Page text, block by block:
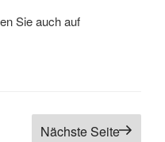
Sie auch auf
Nächste Seite